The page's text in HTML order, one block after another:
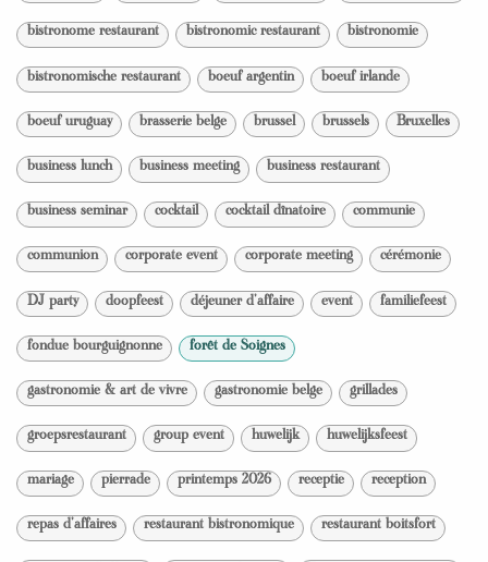
bistronome restaurant bistronomic restaurant bistronomie
bistronomische restaurant boeuf argentin boeuf irlande
boeuf uruguay brasserie belge brussel brussels Bruxelles
business lunch business meeting business restaurant
business seminar cocktail cocktail dînatoire communie
communion corporate event corporate meeting cérémonie
DJ party doopfeest déjeuner d'affaire event familiefeest
fondue bourguignonne forêt de Soignes
gastronomie & art de vivre gastronomie belge grillades
groepsrestaurant group event huwelijk huwelijksfeest
mariage pierrade printemps 2026 receptie reception
repas d'affaires restaurant bistronomique restaurant boitsfort